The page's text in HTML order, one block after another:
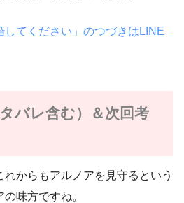
してください」のつづきはLINE
バレ含む）＆次回考
からもアルノアを見守るという
味方ですね。